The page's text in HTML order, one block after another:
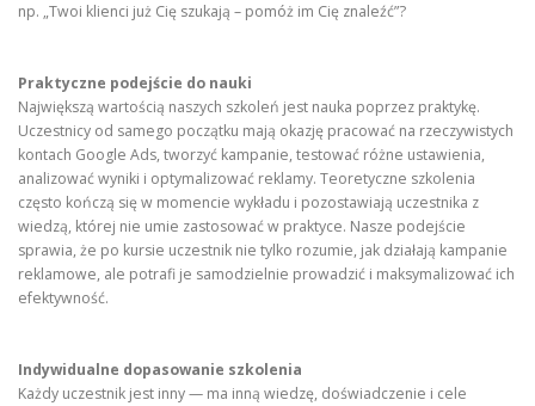
np. „Twoi klienci już Cię szukają – pomóż im Cię znaleźć”?
Praktyczne podejście do nauki
Największą wartością naszych szkoleń jest nauka poprzez praktykę.
Uczestnicy od samego początku mają okazję pracować na rzeczywistych
kontach Google Ads, tworzyć kampanie, testować różne ustawienia,
analizować wyniki i optymalizować reklamy. Teoretyczne szkolenia
często kończą się w momencie wykładu i pozostawiają uczestnika z
wiedzą, której nie umie zastosować w praktyce. Nasze podejście
sprawia, że po kursie uczestnik nie tylko rozumie, jak działają kampanie
reklamowe, ale potrafi je samodzielnie prowadzić i maksymalizować ich
efektywność.
Indywidualne dopasowanie szkolenia
Każdy uczestnik jest inny — ma inną wiedzę, doświadczenie i cele